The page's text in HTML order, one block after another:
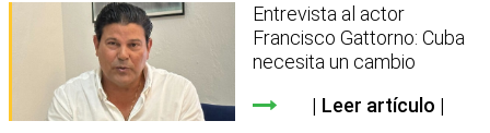
Entrevista al actor
Francisco Gattorno: Cuba
necesita un cambio
Leer artículo